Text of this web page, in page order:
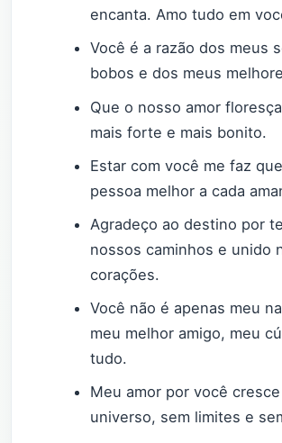
encanta. Amo tudo em
Você é a razão dos meus
bobos e dos meus
Que o nosso amor
mais forte e mais bonito.
Estar com você me faz
pessoa melhor a cada
Agradeço ao destino por
nossos caminhos e unido
corações.
Você não é apenas meu
meu melhor amigo, meu
tudo.
Meu amor por você
universo, sem limites e